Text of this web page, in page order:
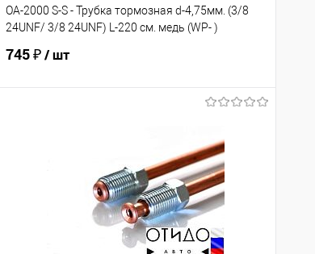
OA-2000 S-S - Трубка тормозная d-4,75мм. (3/8
24UNF/ 3/8 24UNF) L-220 см. медь (WP- )
745 ₽/ шт
Под заказ